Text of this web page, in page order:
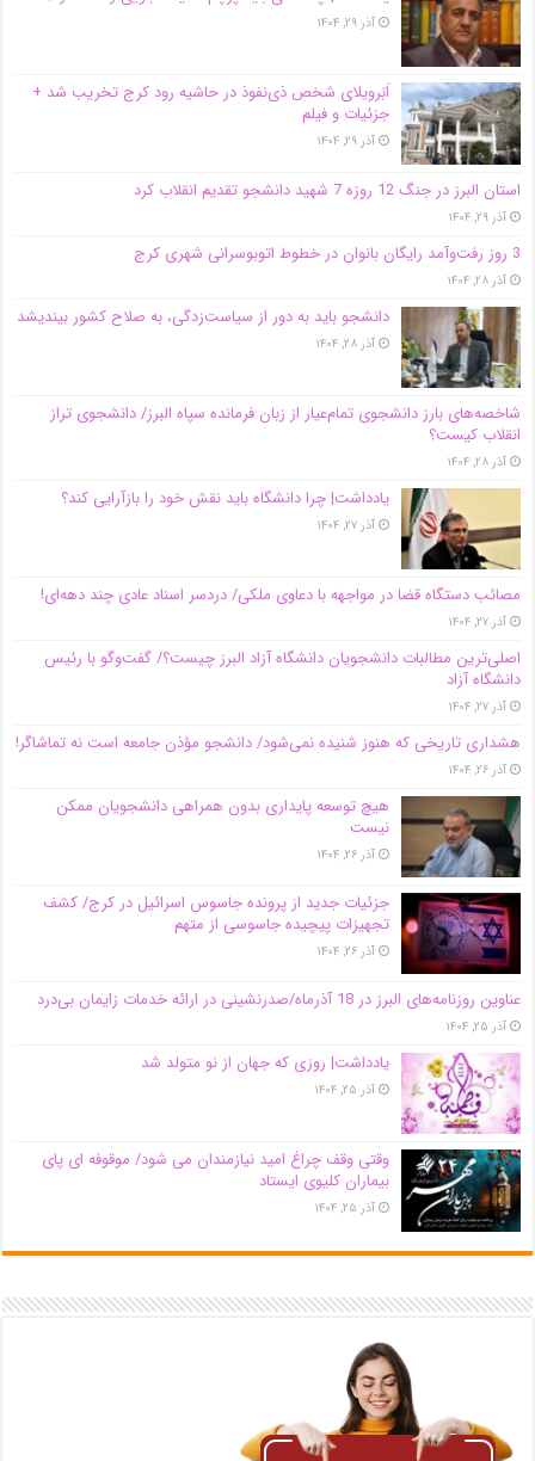
آذر ۲۹, ۱۴۰۴
اَبَر‌ویلای شخص ذی‌نفوذ در حاشیه‌ رود کرج تخریب شد +
جزئیات و فیلم
آذر ۲۹, ۱۴۰۴
استان البرز در جنگ 12 روزه 7 شهید دانشجو تقدیم انقلاب کرد
آذر ۲۹, ۱۴۰۴
3 روز رفت‌وآمد رایگان بانوان در خطوط اتوبوسرانی شهری کرج
آذر ۲۸, ۱۴۰۴
دانشجو باید به دور از سیاست‌زدگی، به صلاح کشور بیندیشد
آذر ۲۸, ۱۴۰۴
شاخصه‌های بارز دانشجوی تمام‌عیار از زبان فرمانده سپاه البرز/ دانشجوی تراز
انقلاب کیست؟
آذر ۲۸, ۱۴۰۴
یادداشت| چرا دانشگاه باید نقش خود را بازآرایی کند؟
آذر ۲۷, ۱۴۰۴
مصائب دستگاه قضا در مواجهه با دعاوی ملکی/ دردسر اسناد عادی چند‌ دهه‌ای!
آذر ۲۷, ۱۴۰۴
اصلی‌ترین مطالبات دانشجویان دانشگاه آزاد البرز چیست؟/ گفت‌وگو با رئیس
دانشگاه آز‌اد
آذر ۲۷, ۱۴۰۴
هشداری تاریخی که هنوز شنیده نمی‌شود/ دانشجو مؤذن جامعه است نه تماشاگر!
آذر ۲۶, ۱۴۰۴
هیچ توسعه پایداری بدون همراهی دانشجویان ممکن
نیست
آذر ۲۶, ۱۴۰۴
جزئیات جدید از پرونده جاسوس اسرائیل در کرج/‌ کشف
تجهیزات پیچیده جاسوسی از متهم
آذر ۲۶, ۱۴۰۴
عناوین روزنامه‌های البرز در ‌18 آذرماه/صدرنشینی در ارائه خدمات زایمان بی‌درد
آذر ۲۵, ۱۴۰۴
یادداشت| روزی که جهان از نو متولد شد
آذر ۲۵, ۱۴۰۴
وقتی وقف چراغ امید نیازمندان می شود/ موقوفه ای پای
بیماران کلیوی ایستاد
آذر ۲۵, ۱۴۰۴